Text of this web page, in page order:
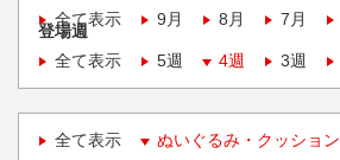
全て表示
9月 8月 7月
登場週
全て表示
5週 4週 3週
全て表示 ぬいぐるみ・クッション